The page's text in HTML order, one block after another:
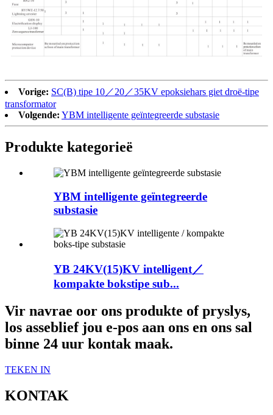
Vorige: SC(B) tipe 10／20／35KV epoksiehars giet droë-tipe
transformator
Volgende: YBM intelligente geïntegreerde substasie
Produkte kategorieë
YBM intelligente geïntegreerde
substasie
YB 24KV(15)KV intelligent／
kompakte bokstipe sub...
Vir navrae oor ons produkte of pryslys,
los asseblief jou e-pos aan ons en ons sal
binne 24 uur kontak maak.
TEKEN IN
KONTAK